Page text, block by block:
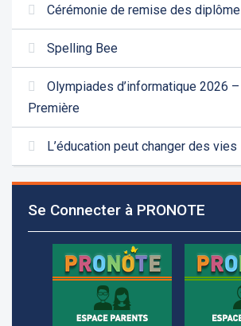
Cérémonie de remise des
Spelling Bee
Olympiades d’informatique 2026
Première
L’éducation peut changer des vies
Se Connecter à PRONOTE
l'établissement selon des
l’avance.
+961 25 601 171
+961 25 601 172
+961 3 669 641